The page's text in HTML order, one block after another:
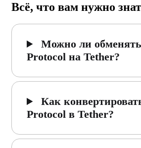
Всё, что вам нужно
Можно ли
Protocol на Tether?
Как
Protocol в Tether?